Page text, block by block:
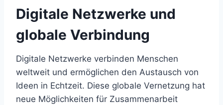
Digitale Netzwerke und
globale Verbindung
Digitale Netzwerke verbinden Menschen
weltweit und ermöglichen den Austausch von
Ideen in Echtzeit. Diese globale Vernetzung hat
neue Möglichkeiten für Zusammenarbeit